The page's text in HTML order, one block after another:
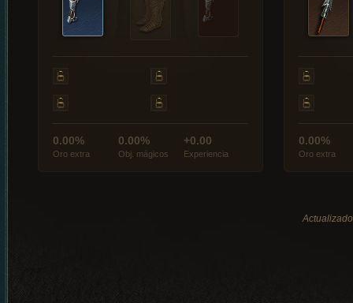
0.00%
Oro extra
0.00%
Obj. mágicos
+0.00
Experiencia
0.00%
Oro extra